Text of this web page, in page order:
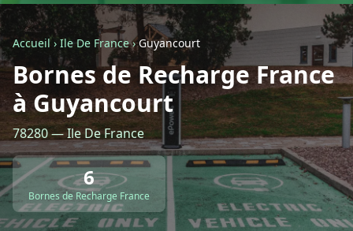
Autre
Retour à la liste des métiers
CGU-Confidentialité- Service proposé parViteUnDevis.com-Vous
Accueil› Ile De France›Guyancourt
Bornes de Recharge France
à Guyancourt
78280 — Ile De France
6
Bornes de Recharge France